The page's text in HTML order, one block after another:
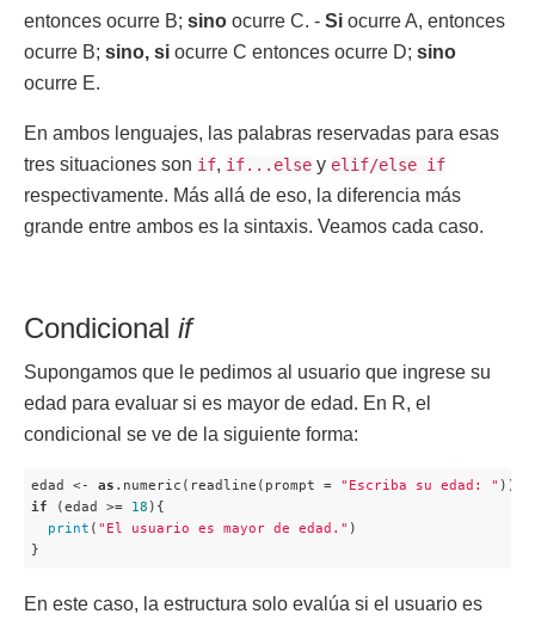
entonces ocurre B; sino ocurre C. - Si ocurre A, entonces
ocurre B; sino, si ocurre C entonces ocurre D; sino
ocurre E.
En ambos lenguajes, las palabras reservadas para esas
tres situaciones son if, if...else y elif/else if
respectivamente. Más allá de eso, la diferencia más
grande entre ambos es la sintaxis. Veamos cada caso.
Condicional if
Supongamos que le pedimos al usuario que ingrese su
edad para evaluar si es mayor de edad. En R, el
condicional se ve de la siguiente forma:
edad <- as .numeric(readline(prompt = "Escriba su edad: "
if (edad >= 18 ){
print ( "El usuario es mayor de edad." )
}
En este caso, la estructura solo evalúa si el usuario es